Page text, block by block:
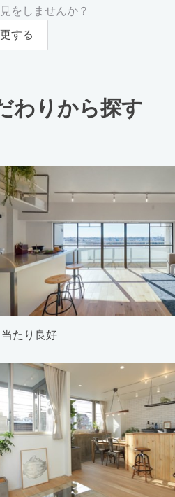
をしませんか？
する
わりから探す
当たり良好